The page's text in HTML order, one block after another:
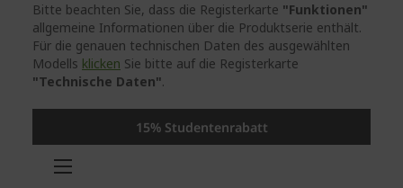
Bitte beachten Sie, dass die Registerkarte "Funktionen"
allgemeine Informationen über die Produktserie enthält.
Für die genauen technischen Daten des ausgewählten
Modells klicken Sie bitte auf die Registerkarte
"Technische Daten".